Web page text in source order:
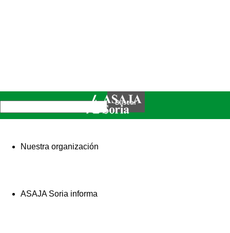
Nuestra organización
ASAJA Soria informa